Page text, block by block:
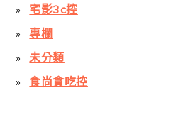
宅影3c控
專欄
未分類
食尚貪吃控